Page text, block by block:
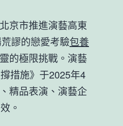
北京市推進演藝高東
謬的戀愛考驗包養
的極限挑戰。演藝
措施》于2025年4
精品表演、演藝企
。